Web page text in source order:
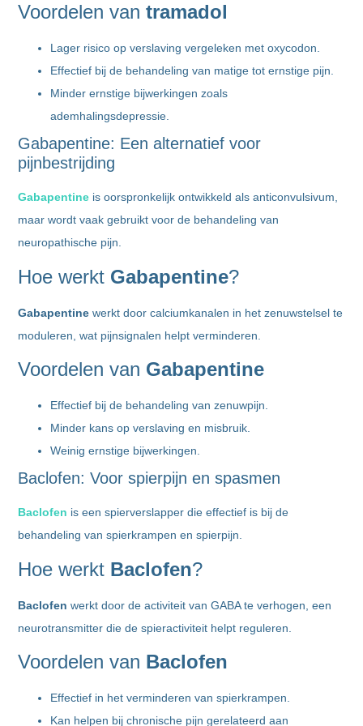
Voordelen vantramadol
Lager risico op verslaving vergeleken met oxycodon.
Effectief bij de behandeling van matige tot ernstige pijn.
Minder ernstige bijwerkingen zoals
ademhalingsdepressie.
Gabapentine: Een alternatief voor
pijnbestrijding
Gabapentine is oorspronkelijk ontwikkeld als anticonvulsivum,
maar wordt vaak gebruikt voor de behandeling van
neuropathische pijn.
Hoe werkt Gabapentine?
Gabapentine werkt door calciumkanalen in het zenuwstelsel te
moduleren, wat pijnsignalen helpt verminderen.
Voordelen van Gabapentine
Effectief bij de behandeling van zenuwpijn.
Minder kans op verslaving en misbruik.
Weinig ernstige bijwerkingen.
Baclofen: Voor spierpijn en spasmen
Baclofen is een spierverslapper die effectief is bij de
behandeling van spierkrampen en spierpijn.
Hoe werkt Baclofen?
Baclofen werkt door de activiteit van GABA te verhogen, een
neurotransmitter die de spieractiviteit helpt reguleren.
Voordelen van Baclofen
Effectief in het verminderen van spierkrampen.
Kan helpen bij chronische pijn gerelateerd aan